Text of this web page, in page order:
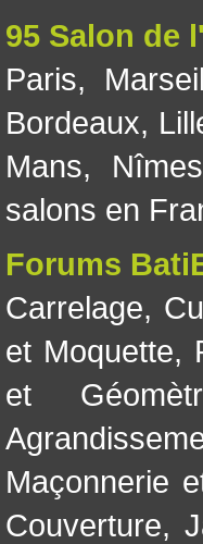
95 Salon de
Paris,
Bordeaux,
Mans, Nîmes
salons en
Forums
Carrelage,
et Moquette,
et
Maçonnerie
Couverture,